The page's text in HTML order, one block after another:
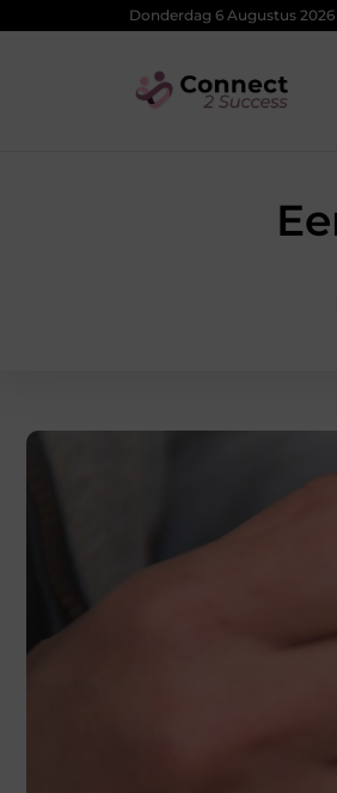
Donderdag 6 Augustus 2026